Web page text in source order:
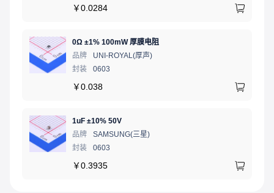
￥0.0284
0Ω ±1% 100mW 厚膜电阻
品牌
UNI-ROYAL(厚声)
封装
0603
￥0.038
1uF ±10% 50V
品牌
SAMSUNG(三星)
封装
0603
￥0.3935